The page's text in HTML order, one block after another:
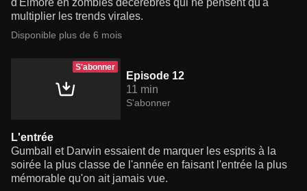
d'Elmore en zombies décérébrés qui ne pensent qu'à
multiplier les trends virales.
Disponible plus de 6 mois
S'abonner
Episode 12
11 min
S'abonner
L'entrée
Gumball et Darwin essaient de marquer les esprits à la
soirée la plus classe de l'année en faisant l'entrée la plus
mémorable qu'on ait jamais vue.